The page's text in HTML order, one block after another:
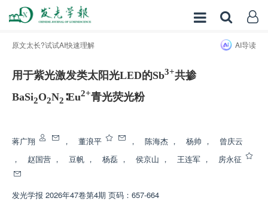
原文太长?试试AI快速理解 AI导读
用于紫光激发类太阳光LED的Sb3+共掺
BaSi2O2N2 ∶Eu2+青光荧光粉
蒋广翔 ， 董浪平 ， 陈海杰 ， 杨帅 ，
曾庆云
，
赵国营 ， 豆帆 ， 杨磊 ， 侯京山 ， 王连军 ， 房永征
发光学报 2026年47卷第4期 页码：657-664